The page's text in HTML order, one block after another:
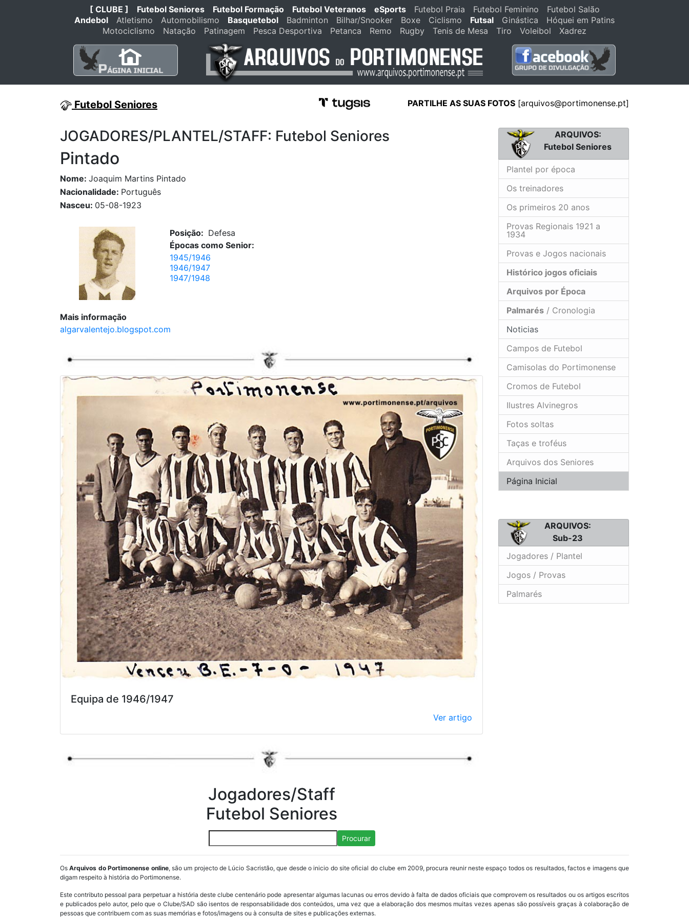
[ CLUBE ] Futebol Seniores Futebol Formação Futebol Veteranos eSports Futebol Praia Futebol Feminino
Futebol Salão
Andebol
Atletismo Automobilismo Basquetebol Badminton Bilhar/Snooker Boxe Ciclismo Futsal Ginástica
Hóquei em Patins
Motociclismo
Natação Patinagem Pesca Desportiva Petanca Remo Rugby Tenis de Mesa Tiro Voleibol Xadrez
Futebol Seniores PARTILHE AS SUAS FOTOS [arquivos@portimonense.pt]
JOGADORES/PLANTEL/STAFF: Futebol Seniores
Pintado
Nome: Joaquim Martins Pintado
Nacionalidade: Português
Nasceu: 05-08-1923
Posição: Defesa
Épocas como Senior:
1945/1946
1946/1947
1947/1948
Mais informação
algarvalentejo.blogspot.com
Equipa de 1946/1947
Ver artigo
Jogadores/Staff
Futebol Seniores
Procurar
ARQUIVOS:
Futebol Seniores
Plantel por época
Os treinadores
Os primeiros 20 anos
Provas Regionais 1921 a
1934
Provas e Jogos nacionais
Histórico jogos oficiais
Arquivos por Época
Palmarés / Cronologia
Noticias
Campos de Futebol
Camisolas do Portimonense
Cromos de Futebol
Ilustres Alvinegros
Fotos soltas
Taças e troféus
Arquivos dos Seniores
Página Inicial
ARQUIVOS:
Sub-23
Jogadores / Plantel
Jogos / Provas
Palmarés
OsArquivos do Portimonense online, são um projecto de Lúcio Sacristão, que desde o inicio do site oficial do clube em 2009, procura reunir neste espaço todos os resultados, factos e imagens que
digam respeito à história do Portimonense.
Este contributo pessoal para perpetuar a história deste clube centenário pode apresentar algumas lacunas ou erros devido à falta de dados oficiais que comprovem os resultados ou os artigos escritos
e publicados pelo autor, pelo que o Clube/SAD são isentos de responsabilidade dos conteúdos, uma vez que a elaboração dos mesmos muitas vezes apenas são possíveis graças à colaboração de
pessoas que contribuem com as suas memórias e fotos/imagens ou à consulta de sites e publicações externas.